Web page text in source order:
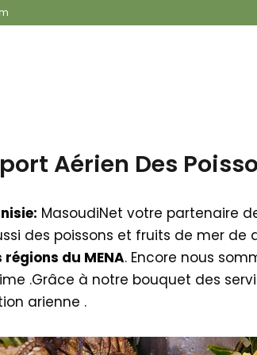
Aérien Des
MasoudiNet votre partenaire
des poissons et fruits de mer de
régions du MENA. Encore nous
.Grâce à notre bouquet des
arienne .